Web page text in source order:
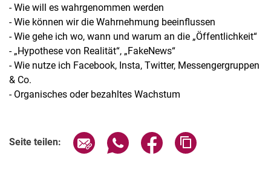
- Wie will es wahrgenommen werden
- Wie können wir die Wahrnehmung beeinflussen
- Wie gehe ich wo, wann und warum an die „Öffentlichkeit“
- „Hypothese von Realität“, „FakeNews“
- Wie nutze ich Facebook, Insta, Twitter, Messengergruppen
& Co.
- Organisches oder bezahltes Wachstum
Seite teilen: Seite über E-Mail teilen
Seite über WhatsApp teilen
Seite über Facebook